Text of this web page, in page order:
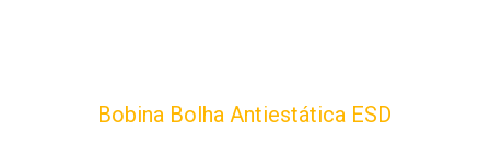
Bobina Bolha Antiestática ESD